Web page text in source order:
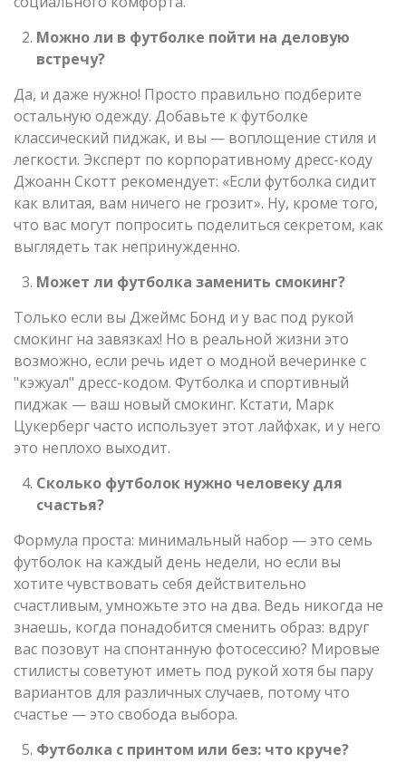
Можно ли в футболке пойти на деловую
встречу?
Да, и даже нужно! Просто правильно подберите
остальную одежду. Добавьте к футболке
классический пиджак, и вы — воплощение стиля и
легкости. Эксперт по корпоративному дресс-коду
Джоанн Скотт рекомендует: «Если футболка сидит
как влитая, вам ничего не грозит». Ну, кроме того,
что вас могут попросить поделиться секретом, как
выглядеть так непринужденно.
Может ли футболка заменить смокинг?
Только если вы Джеймс Бонд и у вас под рукой
смокинг на завязках! Но в реальной жизни это
возможно, если речь идет о модной вечеринке с
"кэжуал" дресс-кодом. Футболка и спортивный
пиджак — ваш новый смокинг. Кстати, Марк
Цукерберг часто использует этот лайфхак, и у него
это неплохо выходит.
Сколько футболок нужно человеку для
счастья?
Формула проста: минимальный набор — это семь
футболок на каждый день недели, но если вы
хотите чувствовать себя действительно
счастливым, умножьте это на два. Ведь никогда не
знаешь, когда понадобится сменить образ: вдруг
вас позовут на спонтанную фотосессию? Мировые
стилисты советуют иметь под рукой хотя бы пару
вариантов для различных случаев, потому что
счастье — это свобода выбора.
Футболка с принтом или без: что круче?